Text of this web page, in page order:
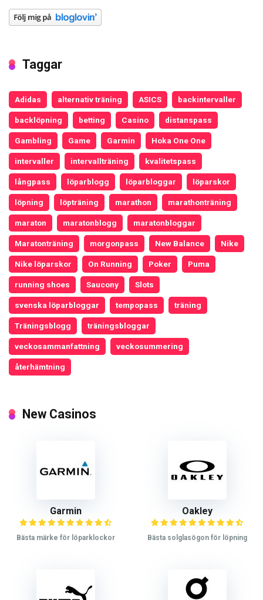
Taggar
Adidas alternativ träning ASICS backintervaller
backlöpning betting Casino distanspass
Gambling Game Garmin Hoka One One
intervaller intervallträning kvalitetspass
långpass löparblogg löparbloggar löparskor
löpning löpträning marathon marathonträning
maraton maratonblogg maratonbloggar
Maratonträning morgonpass New Balance Nike
Nike löparskor On Running Poker Puma
running shoes Saucony Slots
svenska löparbloggar tempopass träning
Träningsblogg träningsbloggar
veckosammanfattning veckosummering
återhämtning
New Casinos
Garmin
Bästa märke för löparklockor
Oakley
Bästa solglasögon för löpning